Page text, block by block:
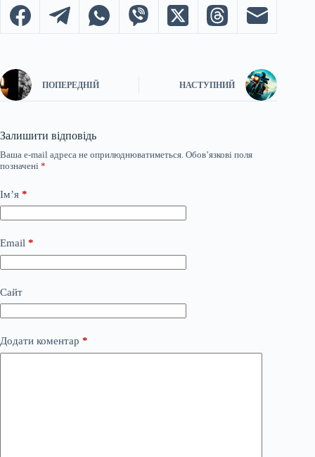
ПОПЕРЕДНІЙ НАСТУПНИЙ
Залишити відповідь
Ваша e-mail адреса не оприлюднюватиметься. Обов’язкові поля
позначені *
Ім’я *
Email *
Сайт
Додати коментар *